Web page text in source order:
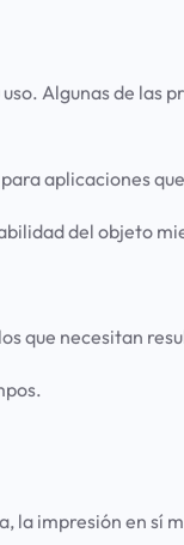
Algunas de las
aplicaciones
del objeto
que necesitan
la impresión en sí